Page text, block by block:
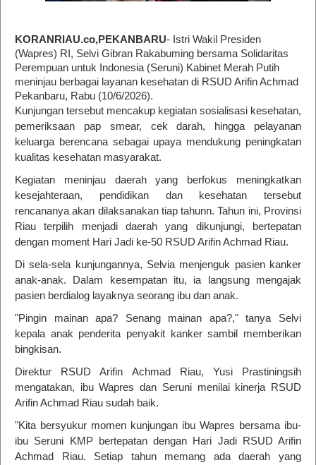
KORANRIAU.co,PEKANBARU- Istri Wakil Presiden
(Wapres) RI, Selvi Gibran Rakabuming bersama Solidaritas
Perempuan untuk Indonesia (Seruni) Kabinet Merah Putih
meninjau berbagai layanan kesehatan di RSUD Arifin Achmad
Pekanbaru, Rabu (10/6/2026).
Kunjungan tersebut mencakup kegiatan sosialisasi kesehatan,
pemeriksaan pap smear, cek darah, hingga pelayanan
keluarga berencana sebagai upaya mendukung peningkatan
kualitas kesehatan masyarakat.
Kegiatan meninjau daerah yang berfokus meningkatkan
kesejahteraan, pendidikan dan kesehatan tersebut
rencananya akan dilaksanakan tiap tahunn. Tahun ini, Provinsi
Riau terpilih menjadi daerah yang dikunjungi, bertepatan
dengan moment Hari Jadi ke-50 RSUD Arifin Achmad Riau.
Di sela-sela kunjungannya, Selvia menjenguk pasien kanker
anak-anak. Dalam kesempatan itu, ia langsung mengajak
pasien berdialog layaknya seorang ibu dan anak.
"Pingin mainan apa? Senang mainan apa?," tanya Selvi
kepala anak penderita penyakit kanker sambil memberikan
bingkisan.
Direktur RSUD Arifin Achmad Riau, Yusi Prastiningsih
mengatakan, ibu Wapres dan Seruni menilai kinerja RSUD
Arifin Achmad Riau sudah baik.
"Kita bersyukur momen kunjungan ibu Wapres bersama ibu-
ibu Seruni KMP bertepatan dengan Hari Jadi RSUD Arifin
Achmad Riau. Setiap tahun memang ada daerah yang